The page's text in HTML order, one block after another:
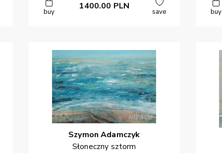
buy
1400.00 PLN
save buy
Szymon Adamczyk
Słoneczny sztorm